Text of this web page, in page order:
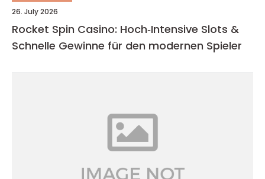
26. July 2026
Rocket Spin Casino: Hoch‑Intensive Slots &
Schnelle Gewinne für den modernen Spieler